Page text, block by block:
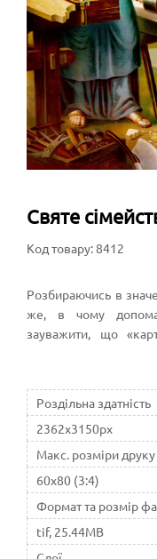
Святе
Код товару: 8412
Розбираючись в
же, в чому
зауважити, що
Роздільна здатність
2362x3150px
Макс. розміри
60x80 (3:4)
Формат та розмір
tif, 25.44MB